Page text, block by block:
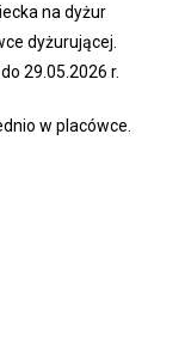
na dyżur
dyżurującej.
29.05.2026 r.
w placówce.